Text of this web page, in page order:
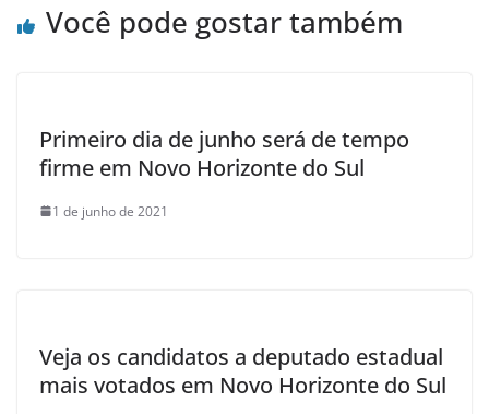
Você pode gostar também
Primeiro dia de junho será de tempo
firme em Novo Horizonte do Sul
1 de junho de 2021
Veja os candidatos a deputado estadual
mais votados em Novo Horizonte do Sul